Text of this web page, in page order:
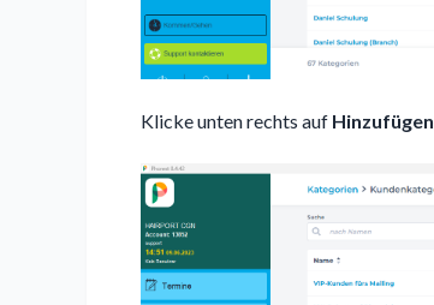
Klicke unten rechts auf Hinzufügen